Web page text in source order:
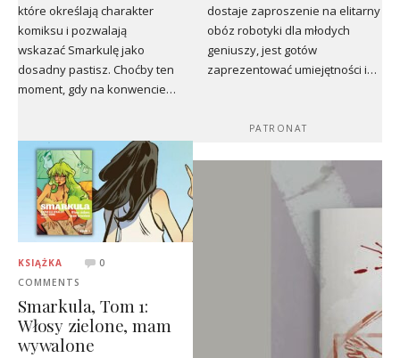
które określają charakter
komiksu i pozwalają
wskazać Smarkulę jako
dosadny pastisz. Choćby ten
moment, gdy na konwencie…
dostaje zaproszenie na elitarny
obóz robotyki dla młodych
geniuszy, jest gotów
zaprezentować umiejętności i…
KSIĄŻKA
0
COMMENTS
Smarkula, Tom 1:
Włosy zielone, mam
wywalone
PATRONAT